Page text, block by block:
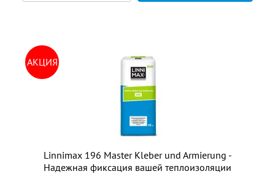
АКЦИЯ
Linnimax 196 Master Kleber und Armierung -
Надежная фиксация вашей теплоизоляции